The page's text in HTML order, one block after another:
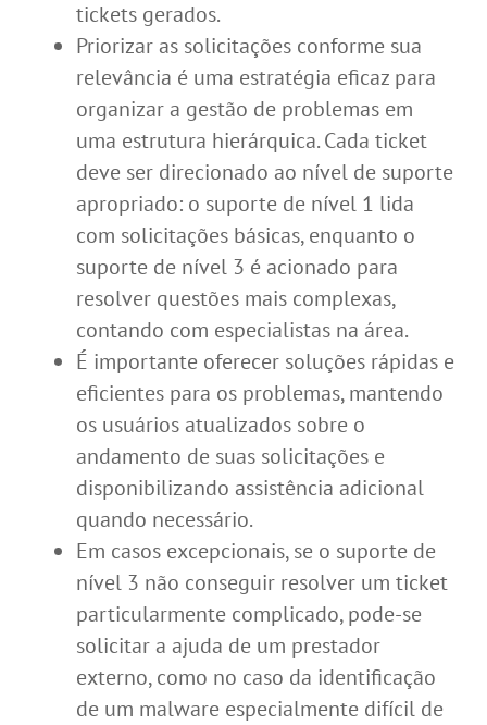
tickets gerados.
Priorizar as solicitações conforme sua
relevância é uma estratégia eficaz para
organizar a gestão de problemas em
uma estrutura hierárquica. Cada ticket
deve ser direcionado ao nível de suporte
apropriado: o suporte de nível 1 lida
com solicitações básicas, enquanto o
suporte de nível 3 é acionado para
resolver questões mais complexas,
contando com especialistas na área.
É importante oferecer soluções rápidas e
eficientes para os problemas, mantendo
os usuários atualizados sobre o
andamento de suas solicitações e
disponibilizando assistência adicional
quando necessário.
Em casos excepcionais, se o suporte de
nível 3 não conseguir resolver um ticket
particularmente complicado, pode-se
solicitar a ajuda de um prestador
externo, como no caso da identificação
de um malware especialmente difícil de